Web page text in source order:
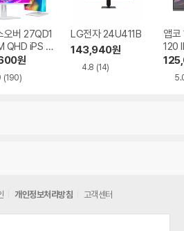
오버 27QD1
QHD iPS U
이트 Ai 멀
드
원
(190)
LG전자 24U411B
143,940원
4.8 (14)
앱코
120
개인정보처리방침 고객센터